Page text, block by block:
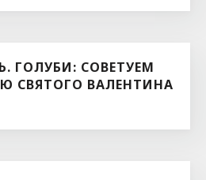
ГОЛУБИ: СОВЕТУЕМ
CВЯТОГО ВАЛЕНТИНА